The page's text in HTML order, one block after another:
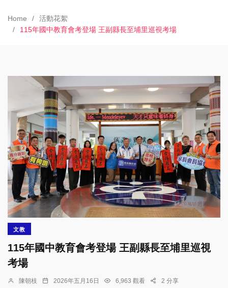
Home
活動花絮
115年國中教育會考登場 王副縣長至埔里巡視考場
文教
115年國中教育會考登場 王副縣長至埔里巡視
考場
陳朝枝 2026年五月16日 6,963 觀看 2 分享